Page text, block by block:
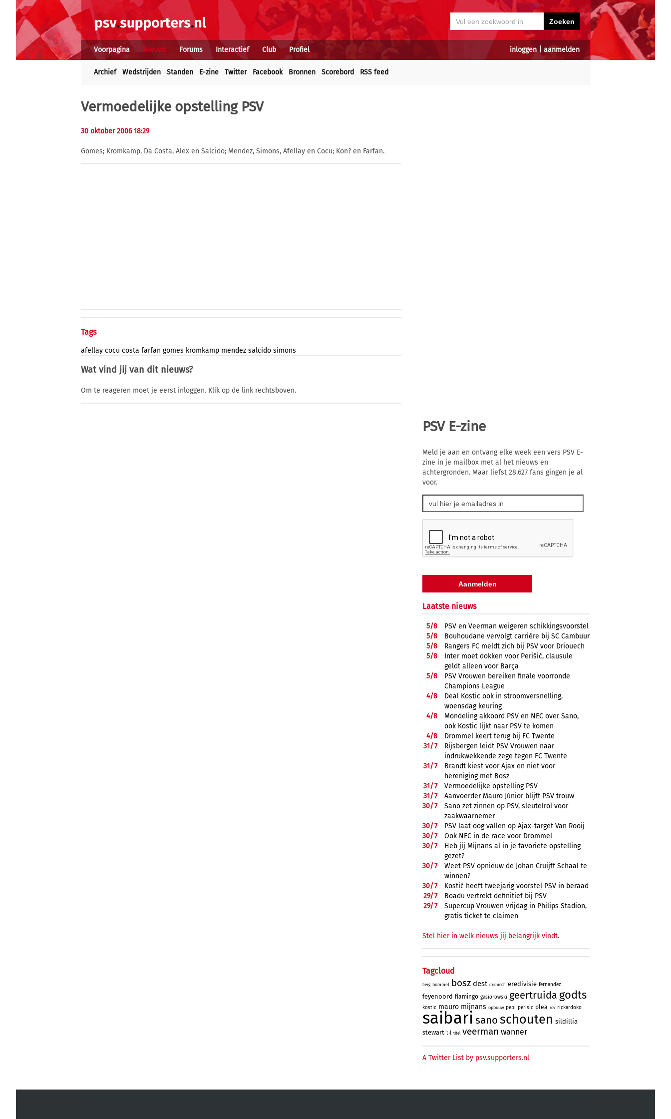
inloggen| aanmelden
Voorpagina Nieuws Forums Interactief Club Profiel
Archief Wedstrijden Standen E-zine Twitter Facebook Bronnen Scorebord RSS feed
Vermoedelijke opstelling PSV
30 oktober 2006 18:29
Gomes; Kromkamp, Da Costa, Alex en Salcido; Mendez, Simons, Afellay en Cocu; Kon? en Farfan.
Tags
afellay cocu costa farfan gomes kromkamp mendez salcido simons
Wat vind jij van dit nieuws?
Om te reageren moet je eerst inloggen. Klik op de link rechtsboven.
PSV E-zine
Meld je aan en ontvang elke week een vers PSV E-
zine in je mailbox met al het nieuws en
achtergronden. Maar liefst 28.627 fans gingen je al
voor.
Laatste nieuws
5/8
PSV en Veerman weigeren schikkingsvoorstel
5/8
Bouhoudane vervolgt carrière bij SC Cambuur
5/8
Rangers FC meldt zich bij PSV voor Driouech
5/8
Inter moet dokken voor Perišić, clausule
geldt alleen voor Barça
5/8
PSV Vrouwen bereiken finale voorronde
Champions League
4/8
Deal Kostic ook in stroomversnelling,
woensdag keuring
4/8
Mondeling akkoord PSV en NEC over Sano,
ook Kostic lijkt naar PSV te komen
4/8
Drommel keert terug bij FC Twente
31/7
Rijsbergen leidt PSV Vrouwen naar
indrukwekkende zege tegen FC Twente
31/7
Brandt kiest voor Ajax en niet voor
hereniging met Bosz
31/7
Vermoedelijke opstelling PSV
31/7
Aanvoerder Mauro Júnior blijft PSV trouw
30/7
Sano zet zinnen op PSV, sleutelrol voor
zaakwaarnemer
30/7
PSV laat oog vallen op Ajax-target Van Rooij
30/7
Ook NEC in de race voor Drommel
30/7
Heb jij Mijnans al in je favoriete opstelling
gezet?
30/7
Weet PSV opnieuw de Johan Cruijff Schaal te
winnen?
30/7
Kostić heeft tweejarig voorstel PSV in beraad
29/7
Boadu vertrekt definitief bij PSV
29/7
Supercup Vrouwen vrijdag in Philips Stadion,
gratis ticket te claimen
Stel hier in welk nieuws jij belangrijk vindt.
Tagcloud
berg bommel bosz dest driouech eredivisie fernandez
feyenoord flamingo gasiorowski geertruida godts
kostic mauro mijnans opbouw pepi perisic plea rcv rickardoko
saibari sanoschouten sildillia
stewart til titel veerman wanner
A Twitter List by psv.supporters.nl